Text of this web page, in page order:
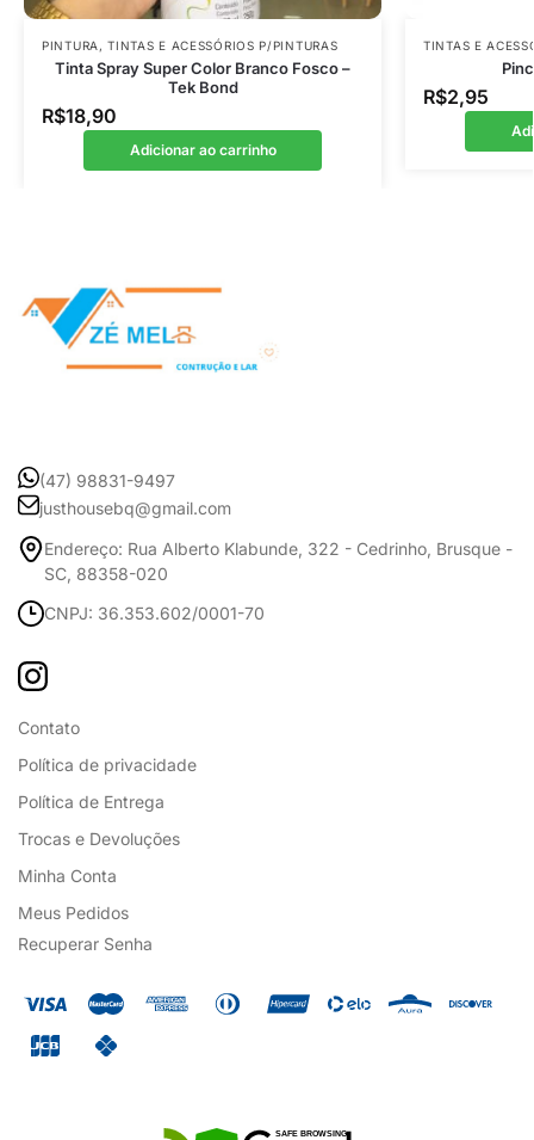
PINTURA ,TINTAS E ACESSÓRIOS P/PINTURAS
Tinta Spray Super Color Branco Fosco –
Tek Bond
R$18,90
Adicionar ao carrinho
TINTAS E
R$2,95
(47) 98831-9497
justhousebq@gmail.com
Endereço: Rua Alberto Klabunde, 322 - Cedrinho, Brusque -
SC, 88358-020
CNPJ: 36.353.602/0001-70
Contato
Política de privacidade
Política de Entrega
Trocas e Devoluções
Minha Conta
Meus Pedidos
Recuperar Senha
SAFE BROWSING